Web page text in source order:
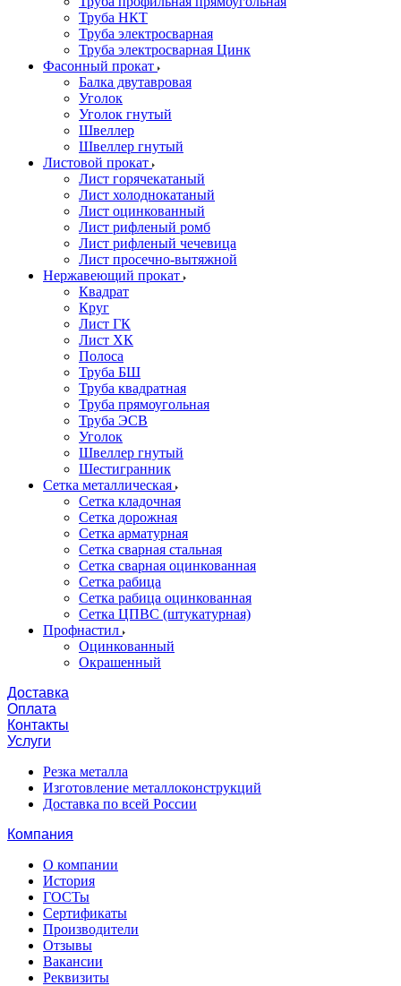
Труба НКТ
Труба электросварная
Труба электросварная Цинк
Фасонный прокат
Балка двутавровая
Уголок
Уголок гнутый
Швеллер
Швеллер гнутый
Листовой прокат
Лист горячекатаный
Лист холоднокатаный
Лист оцинкованный
Лист рифленый ромб
Лист рифленый чечевица
Лист просечно-вытяжной
Нержавеющий прокат
Квадрат
Круг
Лист ГК
Лист ХК
Полоса
Труба БШ
Труба квадратная
Труба прямоугольная
Труба ЭСВ
Уголок
Швеллер гнутый
Шестигранник
Сетка металлическая
Сетка кладочная
Сетка дорожная
Сетка арматурная
Сетка сварная стальная
Сетка сварная оцинкованная
Сетка рабица
Сетка рабица оцинкованная
Сетка ЦПВС (штукатурная)
Профнастил
Оцинкованный
Окрашенный
Доставка
Оплата
Контакты
Услуги
Резка металла
Изготовление металлоконструкций
Доставка по всей России
Компания
О компании
История
ГОСТы
Сертификаты
Производители
Отзывы
Вакансии
Реквизиты